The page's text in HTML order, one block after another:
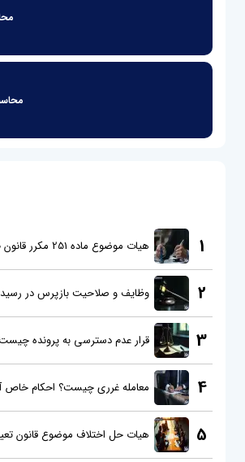
1 هیات موضوع ماده 251 مکرر قانون م...
2 وظایف و صلاحیت بازپرس در
3 قرار عدم دسترسی به پرونده
4 معامله غرری چیست؟ احکام
5 هیات حل اختلاف موضوع قانون